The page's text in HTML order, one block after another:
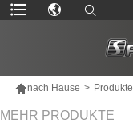
nach Hause > Produkte
MEHR PRODUKTE